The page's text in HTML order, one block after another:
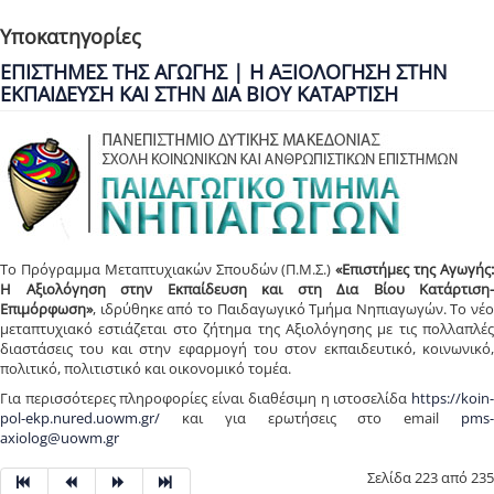
Υποκατηγορίες
ΕΠΙΣΤΗΜΕΣ ΤΗΣ ΑΓΩΓΗΣ | Η ΑΞΙΟΛΟΓΗΣΗ ΣΤΗΝ
ΕΚΠΑΙΔΕΥΣΗ ΚΑΙ ΣΤΗΝ ΔΙΑ ΒΙΟΥ ΚΑΤΑΡΤΙΣΗ
Το Πρόγραμμα Μεταπτυχιακών Σπουδών (Π.Μ.Σ.)«Επιστήμες της Αγωγής:
Η Αξιολόγηση στην Εκπαίδευση και στη Δια Βίου Κατάρτιση-
Επιμόρφωση», ιδρύθηκε από το Παιδαγωγικό Τμήμα Νηπιαγωγών. Το νέο
μεταπτυχιακό εστιάζεται στο ζήτημα της Αξιολόγησης με τις πολλαπλές
διαστάσεις του και στην εφαρμογή του στον εκπαιδευτικό, κοινωνικό,
πολιτικό, πολιτιστικό και οικονομικό τομέα.
Για περισσότερες πληροφορίες είναι διαθέσιμη η ιστοσελίδα https://koin-
pol-ekp.nured.uowm.gr/ και για ερωτήσεις στο email pms-
axiolog@uowm.gr
Σελίδα 223 από 235